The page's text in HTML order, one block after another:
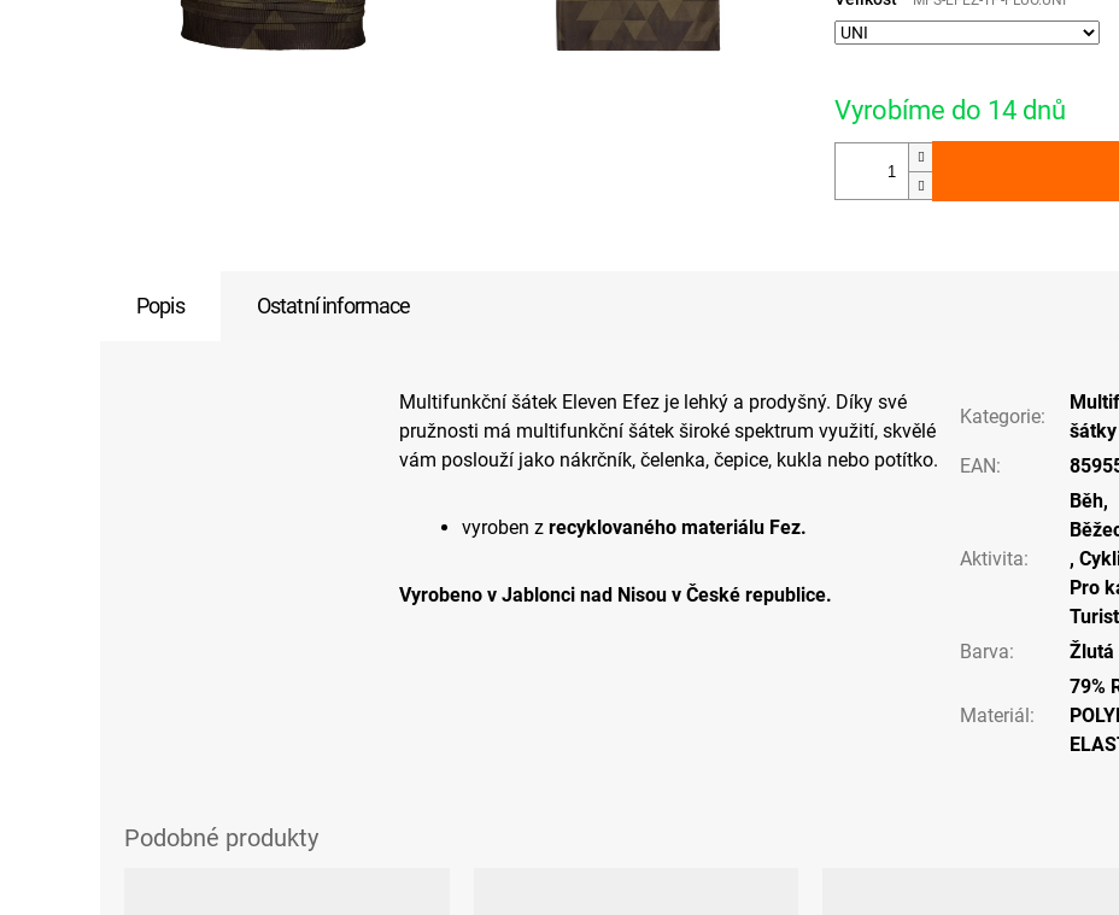
Vyrobíme do 14 dnů
Popis Ostatní informace
Multifunkční šátek Eleven Efez je lehký a prodyšný. Díky své
pružnosti má multifunkční šátek široké spektrum využití, skvělé
vám poslouží jako nákrčník, čelenka, čepice, kukla nebo potítko.
vyroben z recyklovaného materiálu Fez.
Vyrobeno v Jablonci nad Nisou v České republice.
Kategorie:
šátky
EAN:
Aktivita:
Běh,
,
Pro
Barva: Žlutá
Materiál:
79%